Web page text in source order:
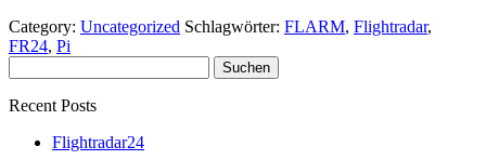
Category: Uncategorized Schlagwörter: FLARM, Flightradar,
FR24, Pi
nach:
Recent Posts
Flightradar24